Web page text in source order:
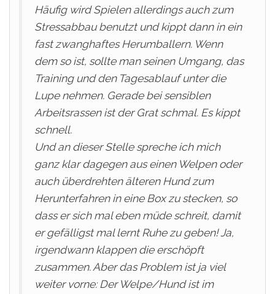
Häufig wird Spielen allerdings auch zum
Stressabbau benutzt und kippt dann in ein
fast zwanghaftes Herumballern. Wenn
dem so ist, sollte man seinen Umgang, das
Training und den Tagesablauf unter die
Lupe nehmen. Gerade bei sensiblen
Arbeitsrassen ist der Grat schmal. Es kippt
schnell.
Und an dieser Stelle spreche ich mich
ganz klar dagegen aus einen Welpen oder
auch überdrehten älteren Hund zum
Herunterfahren in eine Box zu stecken, so
dass er sich mal eben müde schreit, damit
er gefälligst mal lernt Ruhe zu geben! Ja,
irgendwann klappen die erschöpft
zusammen. Aber das Problem ist ja viel
weiter vorne: Der Welpe/Hund ist im